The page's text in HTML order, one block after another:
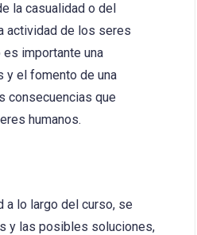
la casualidad o del
actividad de los seres
es importante una
y el fomento de una
consecuencias que
humanos.
a lo largo del curso, se
y las posibles soluciones,